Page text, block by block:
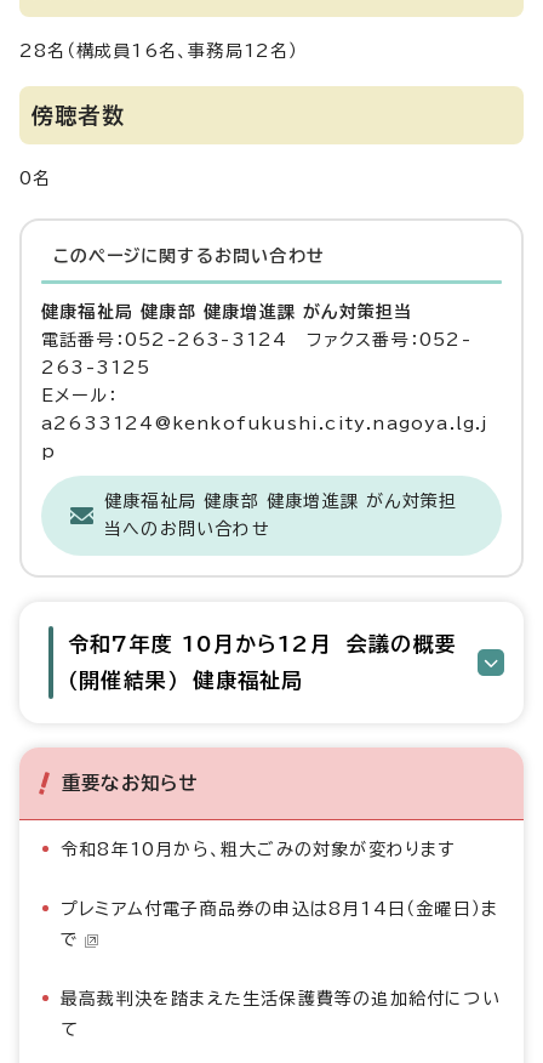
28名（構成員16名、事務局12名）
傍聴者数
0名
このページに関する お問い合わせ
健康福祉局 健康部 健康増進課 がん対策担当
電話番号：052-263-3124 ファクス番号：052-
263-3125
Eメール：
a2633124@kenkofukushi.city.nagoya.lg.j
p
健康福祉局 健康部 健康増進課 がん対策担
当へのお問い合わせ
令和7年度 10月から12月 会議の概要
（開催結果） 健康福祉局
重要なお知らせ
令和8年10月から、粗大ごみの対象が変わります
プレミアム付電子商品券の申込は8月14日（金曜日）ま
で
最高裁判決を踏まえた生活保護費等の追加給付につい
て